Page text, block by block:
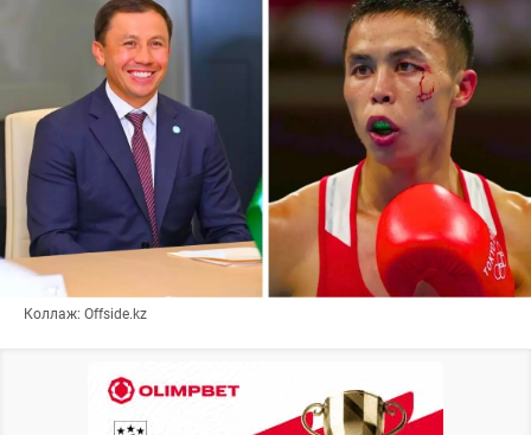
Коллаж: Offside.kz